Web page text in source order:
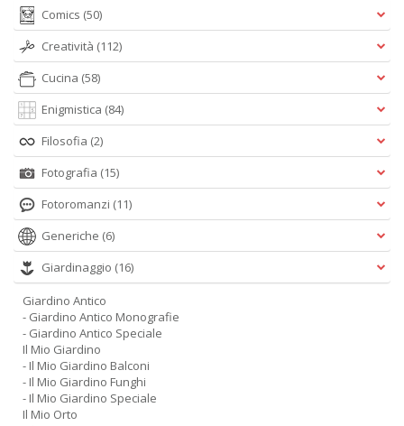
Comics (50)
Creatività (112)
Cucina (58)
Enigmistica (84)
Filosofia (2)
Fotografia (15)
Fotoromanzi (11)
Generiche (6)
Giardinaggio (16)
Giardino Antico
- Giardino Antico Monografie
- Giardino Antico Speciale
Il Mio Giardino
- Il Mio Giardino Balconi
- Il Mio Giardino Funghi
- Il Mio Giardino Speciale
Il Mio Orto